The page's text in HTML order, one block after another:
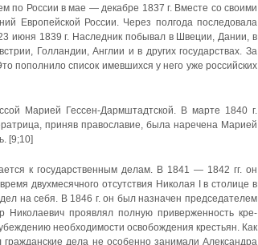
по России в мае — декабре 1837 г. Вместе со своими
Европейской России. Через полгода последовала
июня 1839 г. Наследник побывал в Швеции, Дании, в
Голлан­дии, Англии и в других государствах. За
пополнило список имевшихся у него уже российских
Марией Гессен-Дармштадтской. В марте 1840 г.
приняв пра­вославие, была наречена Марией
[9;10]
к государственным делам. В 1841 — 1842 гг. он
двухмесяч­ного отсутствия Николая I в столице в
на себя. В 1846 г. он был наз­начен председателем
Николаевич проявлял полную приверженность кре­
необходимости освобождения крестьян. Как
дела не особенно занимали Александра